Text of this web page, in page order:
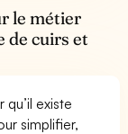
le métier
de cuirs et
existe
simplifier,